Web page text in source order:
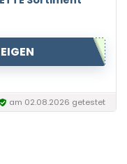
am 02.08.2026 getestet